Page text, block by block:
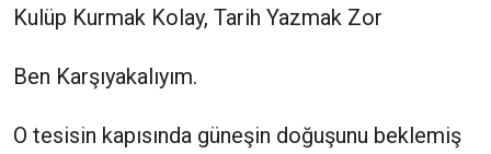
Kulüp Kurmak Kolay, Tarih Yazmak Zor
Ben Karşıyakalıyım.
O tesisin kapısında güneşin doğuşunu beklemiş